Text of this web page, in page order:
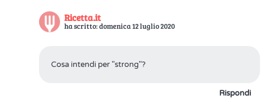
Ricetta.it
ha scritto: domenica 12 luglio 2020
Cosa intendi per "strong"?
Rispondi